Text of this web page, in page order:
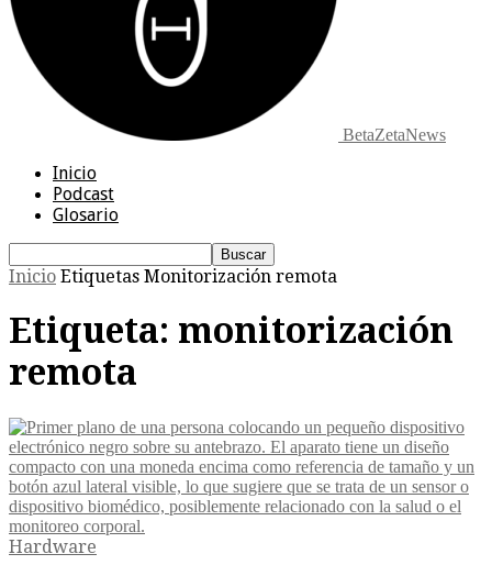
BetaZetaNews
Inicio
Podcast
Glosario
Inicio Etiquetas Monitorización remota
Etiqueta: monitorización
remota
Hardware